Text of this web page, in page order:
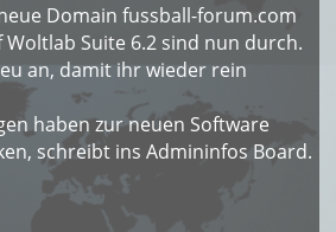
Domain fussball-forum.com
Suite 6.2 sind nun durch.
an, damit ihr wieder rein
haben zur neuen Software
schreibt ins Admininfos Board.